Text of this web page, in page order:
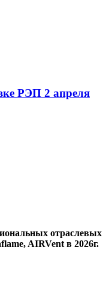
РЭП 2 апреля
отраслевых
AIRVent в 2026г.